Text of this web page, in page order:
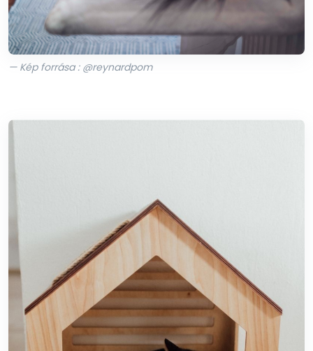
— Kép forrása : @reynardpom